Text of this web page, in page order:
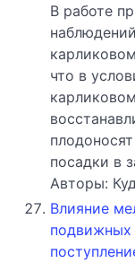
В работе
что в
посадки в
Авторы:
Влияние